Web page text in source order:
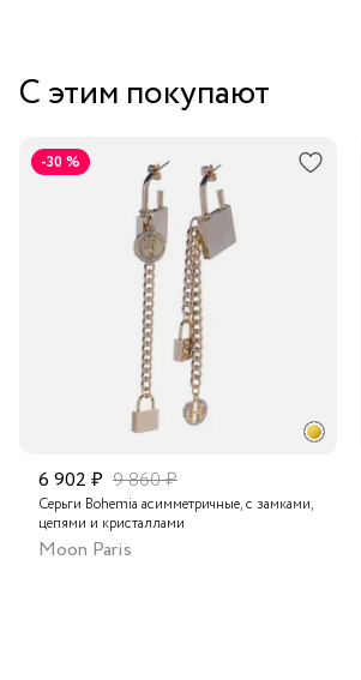
Курьером за 1-2 дня
В пункт выдачи заказов Boxberry
Транспортной компанией по России
Подробнее о сроках доставки
С этим покупают
-30 %
6 902 ₽ 9 860 ₽
Серьги Bohemia асимметричные, с замками,
цепями и кристаллами
Moon Paris